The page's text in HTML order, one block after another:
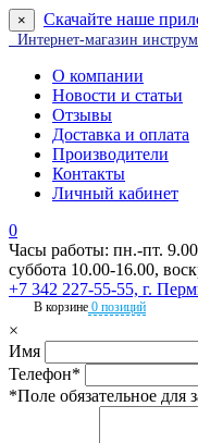
× Скачайте наше
Интернет-магазин
О компании
Новости и статьи
Отзывы
Доставка и оплата
Производители
Контакты
Личный кабинет
0
Часы работы: пн.-пт.
суббота 10.00-16.00,
+7 342 227-55-55, г.
В корзине 0 позиций
×
Имя
Телефон*
*Поле обязательное для